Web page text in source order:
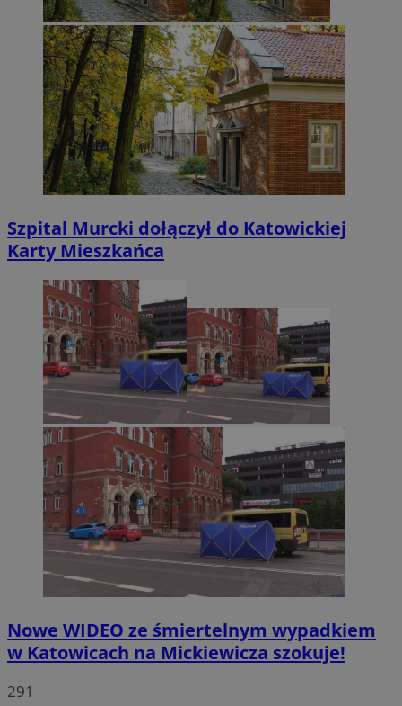
Szpital Murcki dołączył do Katowickiej
Karty Mieszkańca
Nowe WIDEO ze śmiertelnym wypadkiem
w Katowicach na Mickiewicza szokuje!
291